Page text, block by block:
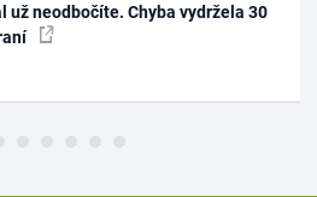
už neodbočíte. Chyba vydržela 30